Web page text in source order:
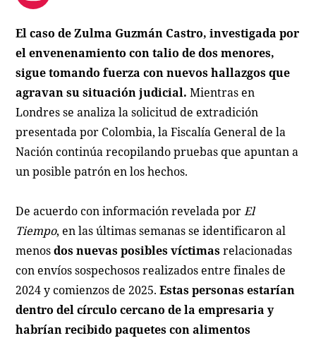
El caso de Zulma Guzmán Castro, investigada por
el envenenamiento con talio de dos menores,
sigue tomando fuerza con nuevos hallazgos que
agravan su situación judicial. Mientras en
Londres se analiza la solicitud de extradición
presentada por Colombia, la Fiscalía General de la
Nación continúa recopilando pruebas que apuntan a
un posible patrón en los hechos.
De acuerdo con información revelada porEl
Tiempo, en las últimas semanas se identificaron al
menosdos nuevas posibles víctimasrelacionadas
con envíos sospechosos realizados entre finales de
2024 y comienzos de 2025.Estas personas estarían
dentro del círculo cercano de la empresaria y
habrían recibido paquetes con alimentos